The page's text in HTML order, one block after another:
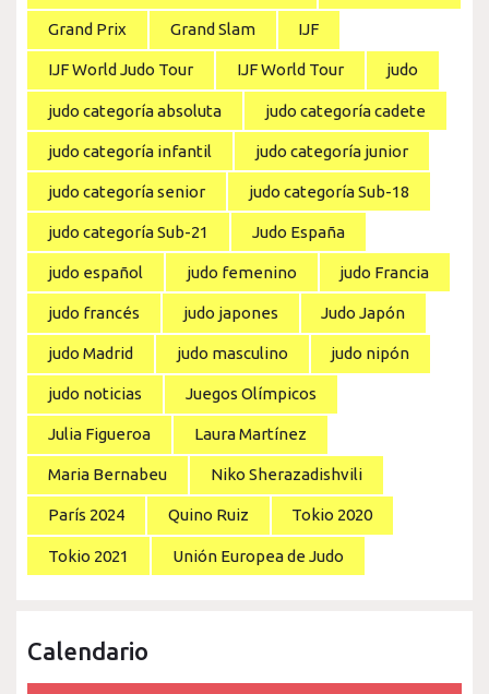
Grand Prix Grand Slam IJF
IJF World Judo Tour IJF World Tour judo
judo categoría absoluta judo categoría cadete
judo categoría infantil judo categoría junior
judo categoría senior judo categoría Sub-18
judo categoría Sub-21 Judo España
judo español judo femenino judo Francia
judo francés judo japones Judo Japón
judo Madrid judo masculino judo nipón
judo noticias Juegos Olímpicos
Julia Figueroa Laura Martínez
Maria Bernabeu Niko Sherazadishvili
París 2024 Quino Ruiz Tokio 2020
Tokio 2021 Unión Europea de Judo
Calendario